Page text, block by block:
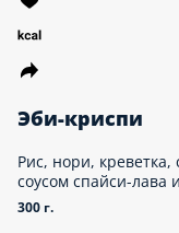
Эби-криспи
Рис, нори,
Украшается
300 г.